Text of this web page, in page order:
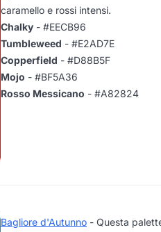
caramello e rossi intensi.
Chalky - #EECB96
Tumbleweed - #E2AD7E
Copperfield - #D88B5F
Mojo - #BF5A36
Rosso Messicano - #A82824
Bagliore d'Autunno - Questa